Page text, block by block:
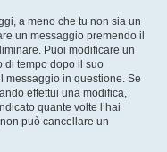
a meno che tu non sia un
un messaggio premendo il
Puoi modificare un
di tempo dopo il suo
messaggio in questione. Se
effettui una modifica,
quante volte l’hai
può cancellare un